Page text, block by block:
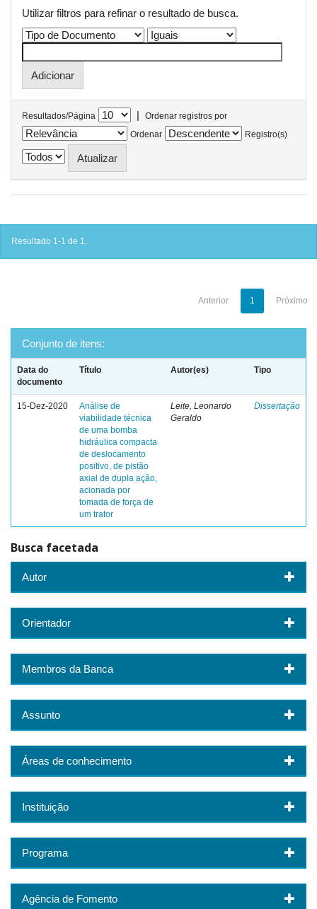
Utilizar filtros para refinar o resultado de busca.
Resultados/Página |
Ordenar registros por
Ordenar
Registro(s)
Resultado 1-1 de 1.
Anterior 1 Próximo
Conjunto de itens:
Data do
documento
Título Autor(es) Tipo
15-Dez-2020
Análise de
viabilidade técnica
de uma bomba
hidráulica compacta
de deslocamento
positivo, de pistão
axial de dupla ação,
acionada por
tomada de força de
um trator
Leite, Leonardo
Geraldo
Dissertação
Busca facetada
Autor
Orientador
Membros da Banca
Assunto
Áreas de conhecimento
Instituição
Programa
Agência de Fomento